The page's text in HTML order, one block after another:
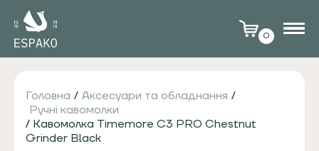
0
Головна / Аксесуари та обладнання /
Ручні кавомолки
/ Кавомолка Timemore C3 PRO Chestnut
Grinder Black